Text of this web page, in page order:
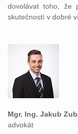
dovolávat toho, že
skutečností v dobré
Mgr. Ing. Jakub
advokát